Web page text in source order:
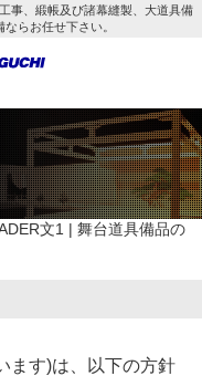
事、緞帳及び諸幕縫製、大道具備
らお任せ下さい。
文1 | 舞台道具備品の
ます)は、以下の方針